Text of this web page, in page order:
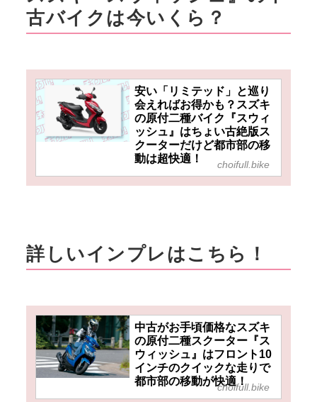
古バイクは今いくら？
安い「リミテッド」と巡り
会えればお得かも？スズキ
の原付二種バイク『スウィ
ッシュ』はちょい古絶版ス
クーターだけど都市部の移
動は超快適！
choifull.bike
詳しいインプレはこちら！
中古がお手頃価格なスズキ
の原付二種スクーター『ス
ウィッシュ』はフロント10
インチのクイックな走りで
都市部の移動が快適！
choifull.bike